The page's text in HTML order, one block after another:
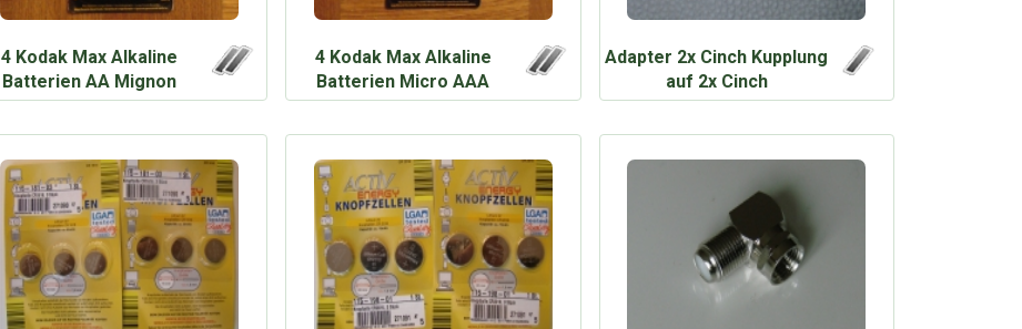
4 Kodak Max Alkaline
Batterien AA Mignon
4 Kodak Max Alkaline
Batterien Micro AAA
Adapter 2x Cinch Kupplung
auf 2x Cinch